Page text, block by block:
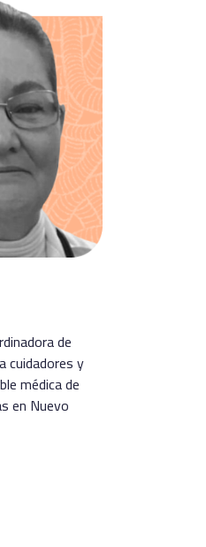
de
cuidadores y
médica de
en Nuevo